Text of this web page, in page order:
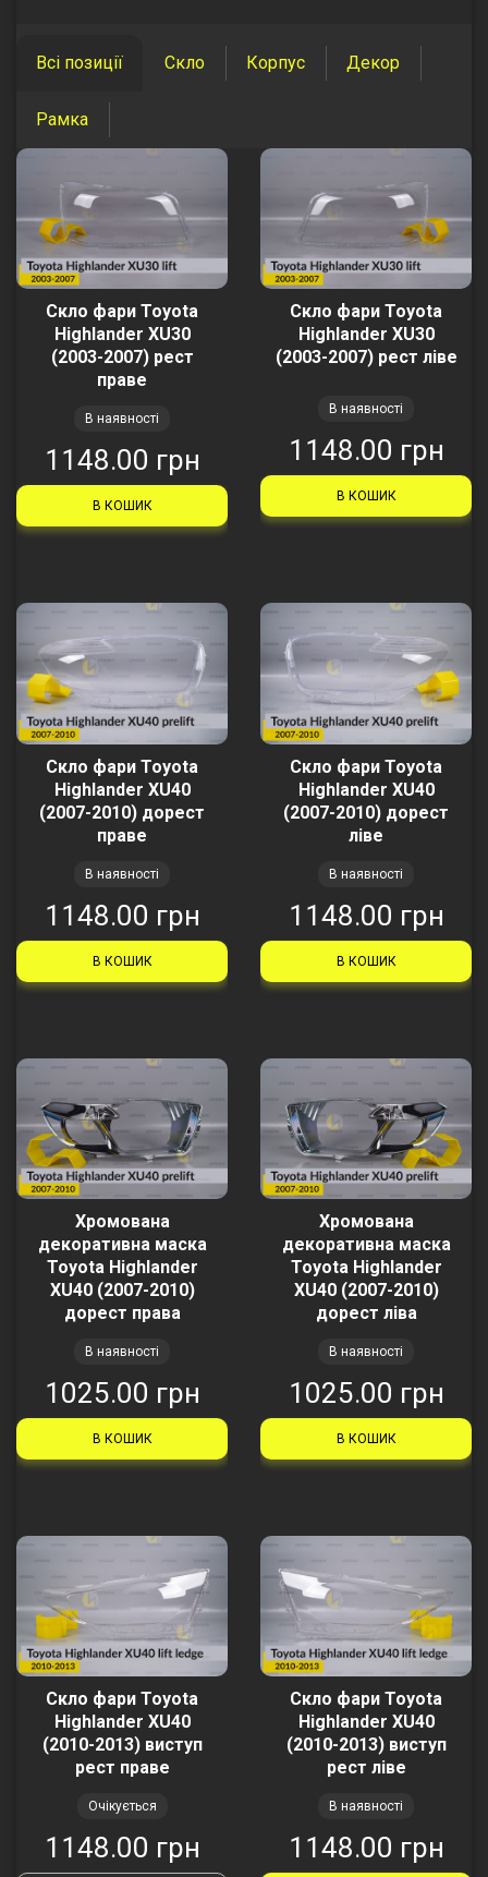
Всі позиції Скло Корпус Декор
Рамка
Скло фари Toyota
Highlander XU30
(2003-2007) рест
праве
В наявності
1148.00 грн
В КОШИК
Скло фари Toyota
Highlander XU30
(2003-2007) рест ліве
В наявності
1148.00 грн
В КОШИК
Скло фари Toyota
Highlander XU40
(2007-2010) дорест
праве
В наявності
1148.00 грн
В КОШИК
Скло фари Toyota
Highlander XU40
(2007-2010) дорест
ліве
В наявності
1148.00 грн
В КОШИК
Хромована
декоративна маска
Toyota Highlander
XU40 (2007-2010)
дорест права
В наявності
1025.00 грн
В КОШИК
Хромована
декоративна маска
Toyota Highlander
XU40 (2007-2010)
дорест ліва
В наявності
1025.00 грн
В КОШИК
Скло фари Toyota
Highlander XU40
(2010-2013) виступ
рест праве
Очікується
1148.00 грн
Скло фари Toyota
Highlander XU40
(2010-2013) виступ
рест ліве
В наявності
1148.00 грн